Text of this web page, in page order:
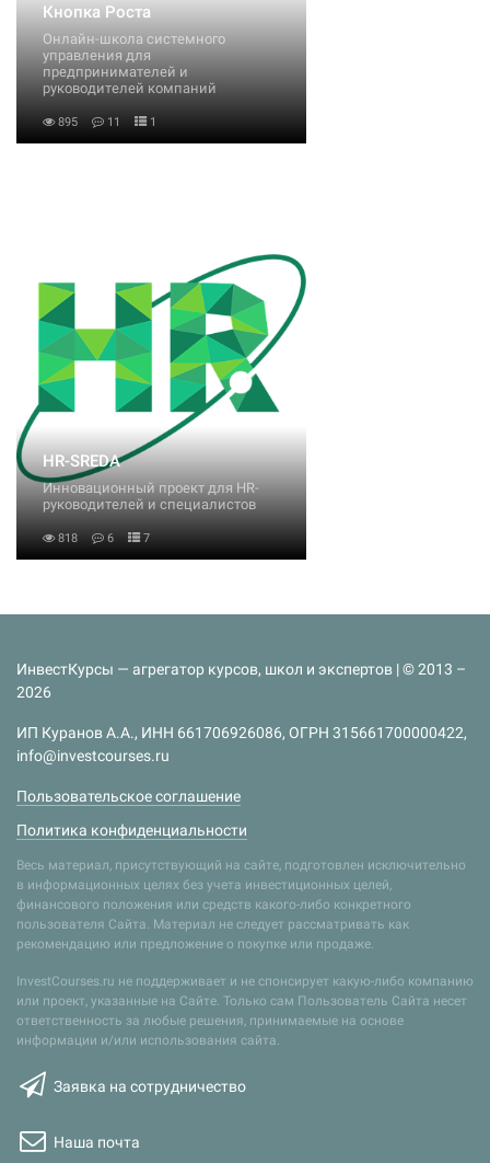
Кнопка Роста
Онлайн-школа системного
управления для
предпринимателей и
руководителей компаний
895 11 1
HR-SREDA
Инновационный проект для HR-
руководителей и специалистов
818 6 7
ИнвестКурсы — агрегатор курсов, школ и экспертов | © 2013 –
2026
ИП Куранов А.А., ИНН 661706926086, ОГРН 315661700000422,
info@investcourses.ru
Пользовательское соглашение
Политика конфиденциальности
Весь материал, присутствующий на сайте, подготовлен исключительно
в информационных целях без учета инвестиционных целей,
финансового положения или средств какого-либо конкретного
пользователя Сайта. Материал не следует рассматривать как
рекомендацию или предложение о покупке или продаже.
InvestCourses.ru не поддерживает и не спонсирует какую-либо компанию
или проект, указанные на Сайте. Только сам Пользователь Сайта несет
ответственность за любые решения, принимаемые на основе
информации и/или использования сайта.
Заявка на сотрудничество
Наша почта